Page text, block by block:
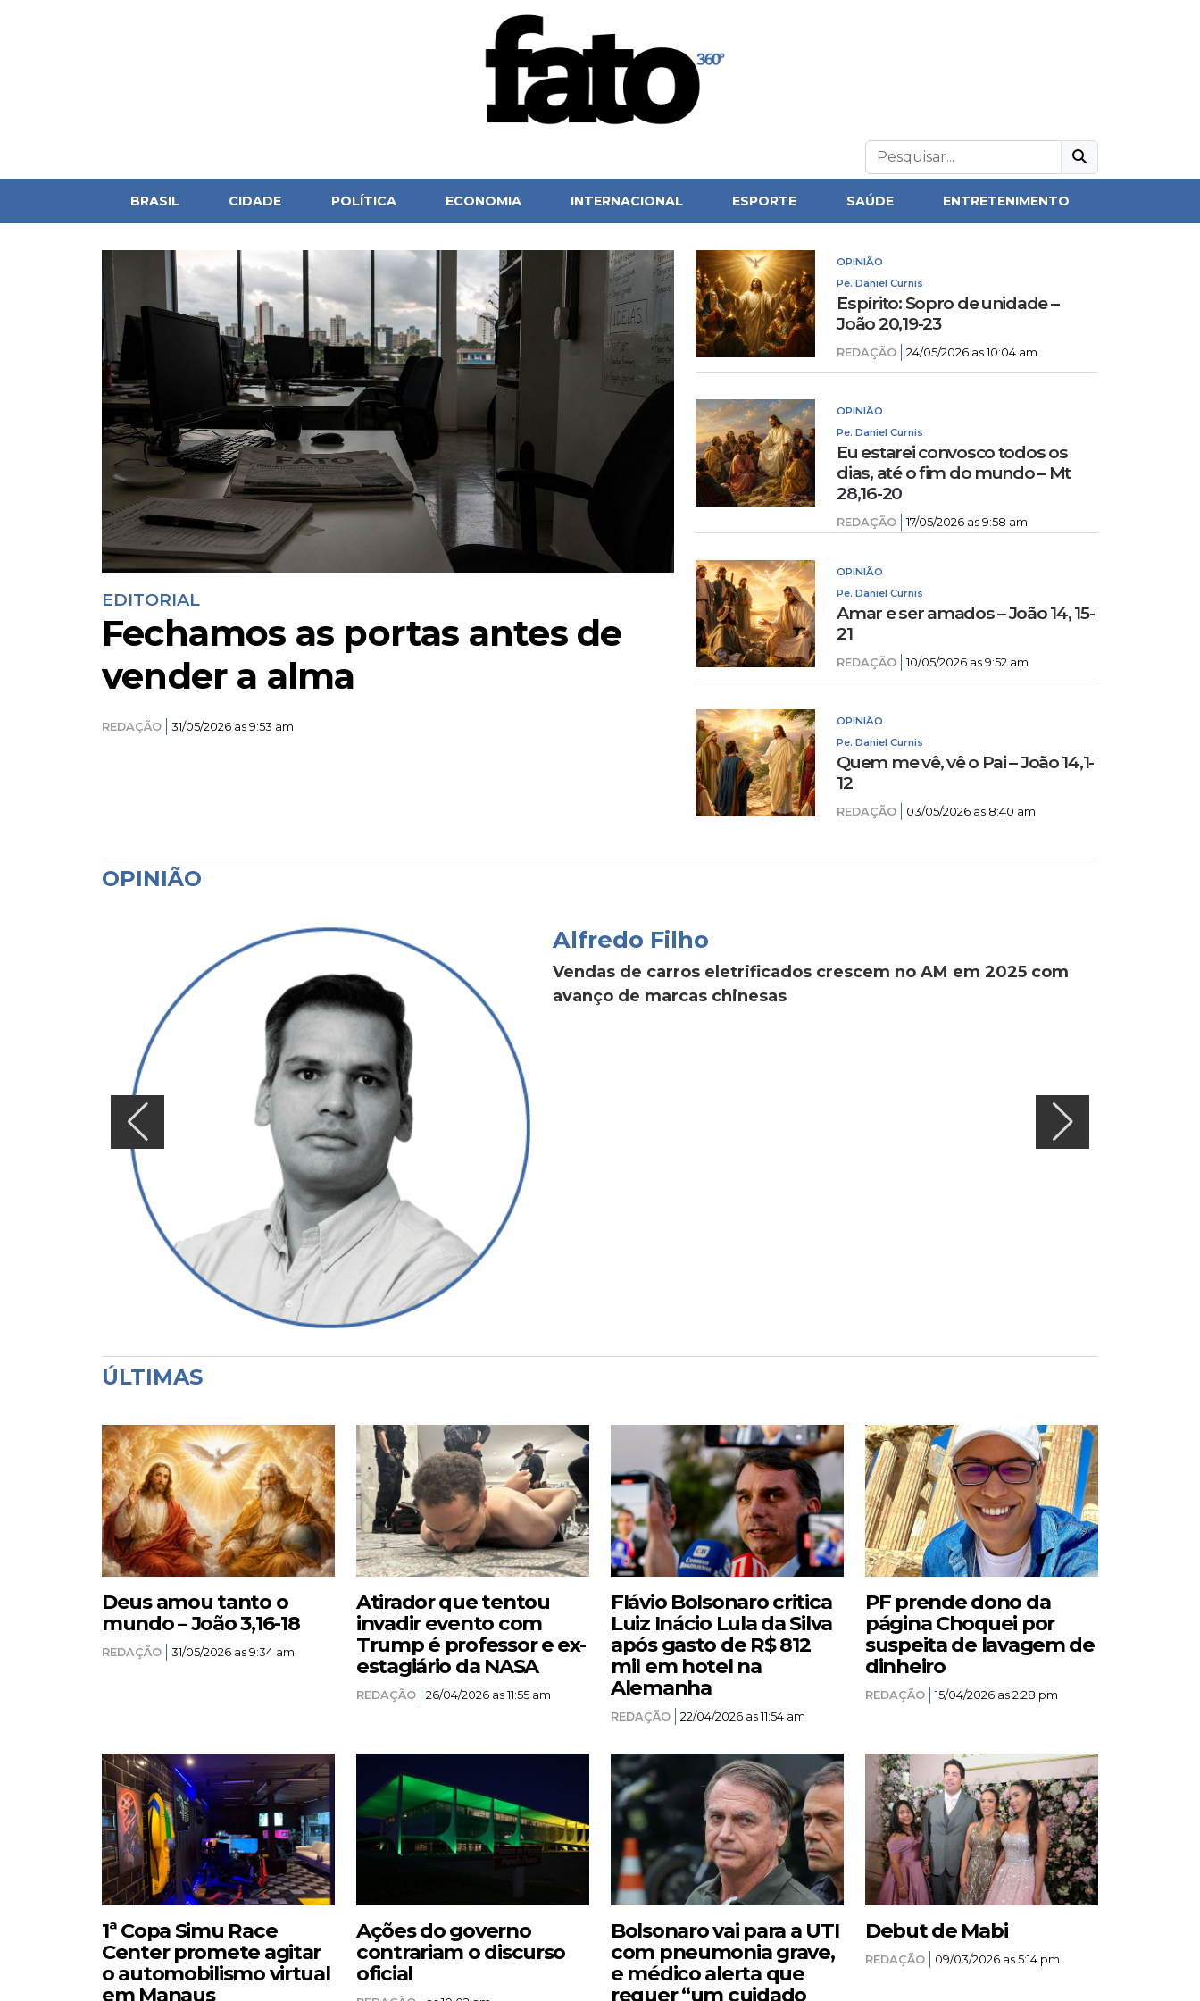
BRASIL CIDADE POLÍTICA ECONOMIA INTERNACIONAL ESPORTE SAÚDE ENTRETENIMENTO
EDITORIAL
Fechamos as portas antes de
vender a alma
REDAÇÃO 31/05/2026 as 9:53 am
OPINIÃO
Pe. Daniel Curnis
Espírito: Sopro de unidade –
João 20,19-23
REDAÇÃO 24/05/2026 as 10:04 am
OPINIÃO
Pe. Daniel Curnis
Eu estarei convosco todos os
dias, até o fim do mundo – Mt
28,16-20
REDAÇÃO 17/05/2026 as 9:58 am
OPINIÃO
Pe. Daniel Curnis
Amar e ser amados – João 14, 15-
21
REDAÇÃO 10/05/2026 as 9:52 am
OPINIÃO
Pe. Daniel Curnis
Quem me vê, vê o Pai – João 14,1-
12
REDAÇÃO 03/05/2026 as 8:40 am
OPINIÃO
Alfredo Filho
Vendas de carros eletrificados crescem no AM em 2025 com
avanço de marcas chinesas
ÚLTIMAS
Deus amou tanto o
mundo – João 3,16-18
REDAÇÃO 31/05/2026 as 9:34 am
Atirador que tentou
invadir evento com
Trump é professor e ex-
estagiário da NASA
REDAÇÃO 26/04/2026 as 11:55 am
Flávio Bolsonaro critica
Luiz Inácio Lula da Silva
após gasto de R$ 812
mil em hotel na
Alemanha
REDAÇÃO 22/04/2026 as 11:54 am
PF prende dono da
página Choquei por
suspeita de lavagem de
dinheiro
REDAÇÃO 15/04/2026 as 2:28 pm
1ª Copa Simu Race
Center promete agitar
o automobilismo virtual
em Manaus
Ações do governo
contrariam o discurso
oficial
Bolsonaro vai para a UTI
com pneumonia grave,
e médico alerta que
requer “um cuidado
Debut de Mabi
REDAÇÃO 09/03/2026 as 5:14 pm